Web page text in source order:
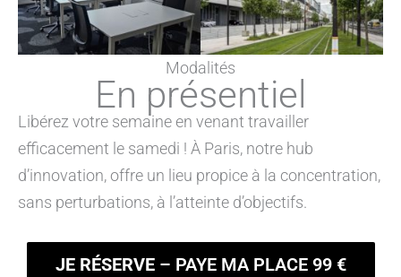
Modalités
En présentiel
Libérez votre semaine en venant travailler
efficacement le samedi ! À Paris, notre hub
d’innovation, offre un lieu propice à la concentration,
sans perturbations, à l’atteinte d’objectifs.
JE RÉSERVE – PAYE MA PLACE 99 €